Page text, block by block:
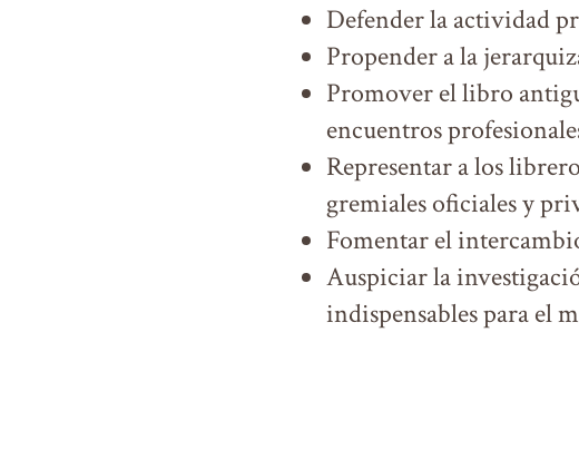
Defender la actividad
Propender a la
Promover el libro
encuentros
Representar a los
gremiales oficiales y
Fomentar el
Auspiciar la
indispensables para el